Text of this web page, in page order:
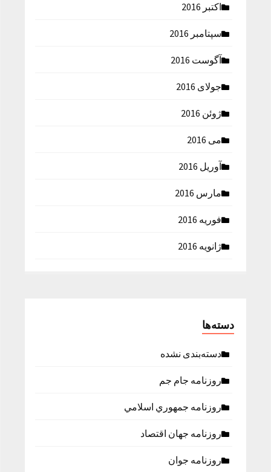
اکتبر 2016
سپتامبر 2016
آگوست 2016
جولای 2016
ژوئن 2016
می 2016
آوریل 2016
مارس 2016
فوریه 2016
ژانویه 2016
دسته‌ها
دسته‌بندی نشده
روزنامه جام جم
روزنامه جمهوري اسلامي
روزنامه جهان اقتصاد
روزنامه جوان